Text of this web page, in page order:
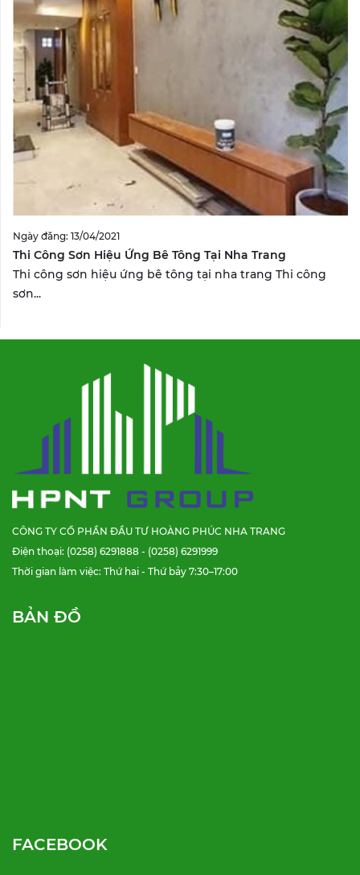
Ngày đăng: 13/04/2021
Thi Công Sơn Hiệu Ứng Bê Tông Tại Nha Trang
Thi công sơn hiệu ứng bê tông tại nha trang Thi công
sơn...
CÔNG TY CỔ PHẦN ĐẦU TƯ HOÀNG PHÚC NHA TRANG
Điện thoại: (0258) 6291888 - (0258) 6291999
Thời gian làm việc: Thứ hai - Thứ bảy 7:30–17:00
BẢN ĐỒ
FACEBOOK